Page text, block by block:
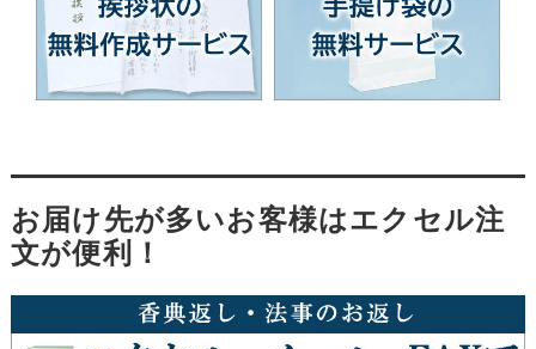
お届け先が多いお客様はエクセル注
文が便利！